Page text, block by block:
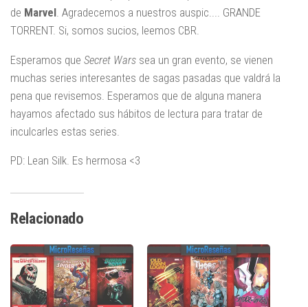
de Marvel . Agradecemos a nuestros auspic.... GRANDE
TORRENT. Si, somos sucios, leemos CBR.
Esperamos que Secret Wars sea un gran evento, se vienen
muchas series interesantes de sagas pasadas que valdrá la
pena que revisemos. Esperamos que de alguna manera
hayamos afectado sus hábitos de lectura para tratar de
inculcarles estas series.
PD: Lean Silk. Es hermosa <3
Relacionado